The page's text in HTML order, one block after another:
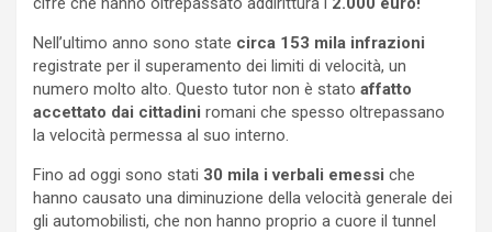
Nell’ultimo anno sono state circa 153 mila infrazioni
registrate per il superamento dei limiti di velocità, un
numero molto alto. Questo tutor non è stato affatto
accettato dai cittadini romani che spesso oltrepassano
la velocità permessa al suo interno.
Fino ad oggi sono stati 30 mila i verbali emessi che
hanno causato una diminuzione della velocità generale dei
gli automobilisti, che non hanno proprio a cuore il tunnel